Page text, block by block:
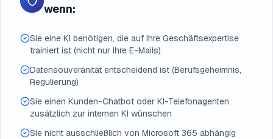
wenn:
Sie eine KI benötigen, die auf Ihre Geschäftsexpertise
trainiert ist (nicht nur Ihre E-Mails)
Datensouveränität entscheidend ist (Berufsgeheimnis,
Regulierung)
Sie einen Kunden-Chatbot oder KI-Telefonagenten
zusätzlich zur internen KI wünschen
Sie nicht ausschließlich von Microsoft 365 abhängig